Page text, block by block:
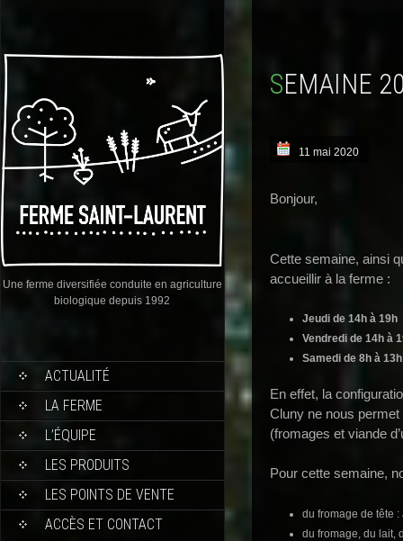
Une ferme diversifiée conduite en agriculture
biologique depuis 1992
ACTUALITÉ
LA FERME
L’ÉQUIPE
LES PRODUITS
LES POINTS DE VENTE
ACCÈS ET CONTACT
SEMAINE
11 mai 2020
Bonjour,
Cette semaine, ainsi
accueillir à la ferme :
Jeudi de 14h à 19h
Vendredi de 14h à
Samedi de 8h à 13h
En effet, la
Cluny ne nous permet
(fromages et viande
Pour cette semaine,
du fromage de tête
du fromage, du lait,